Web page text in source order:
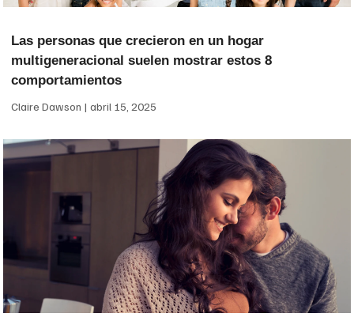
Las personas que crecieron en un hogar
multigeneracional suelen mostrar estos 8
comportamientos
Claire Dawson abril 15, 2025